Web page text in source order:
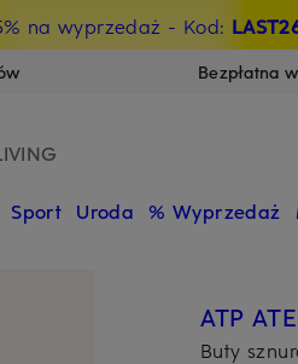
na wyprzedaż - Kod:
Bezpłatna
Sport Uroda % Wyprzedaż
ATP
Buty